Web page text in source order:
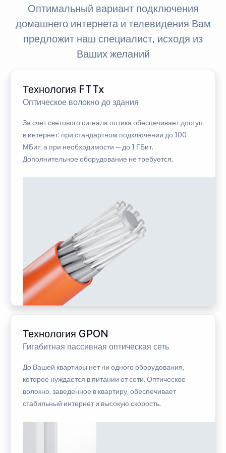
Оптимальный вариант подключения
домашнего интернета и телевидения Вам
предложит наш специалист, исходя из
Ваших желаний
Технология FTTx
Оптическое волокно до здания
За счет светового сигнала оптика обеспечивает доступ
в интернет: при стандартном подключении до 100
МБит, а при необходимости — до 1 ГБит.
Дополнительное оборудование не требуется.
Технология GPON
Гигабитная пассивная оптическая сеть
До Вашей квартиры нет ни одного оборудования,
которое нуждается в питании от сети. Оптическое
волокно, заведенное в квартиру, обеспечивает
стабильный интернет и высокую скорость.